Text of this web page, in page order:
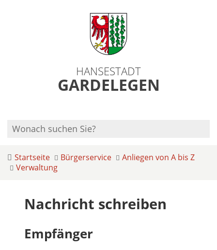
HANSESTADT
GARDELEGEN
Startseite Bürgerservice
Anliegen von A bis Z
Verwaltung
Nachricht schreiben
Empfänger